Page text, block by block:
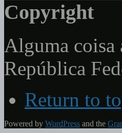
Copyright
Alguma coisa
República
Return to
Powered by WordPress and the